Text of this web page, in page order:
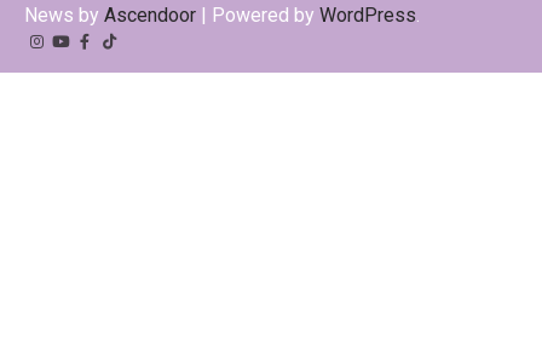
News by Ascendoor | Powered by WordPress.
Instagram
YouTube
Facebook
Tiktok